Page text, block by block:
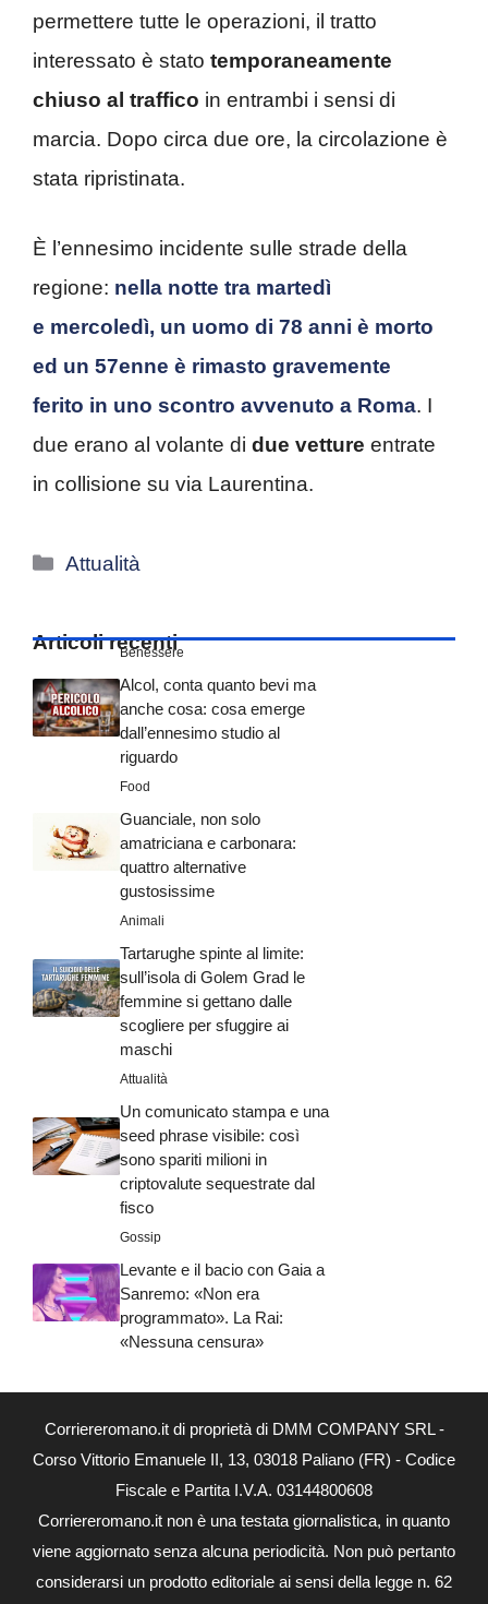
permettere tutte le operazioni, il tratto
interessato è stato temporaneamente
chiuso al traffico in entrambi i sensi di
marcia. Dopo circa due ore, la circolazione è
stata ripristinata.
È l’ennesimo incidente sulle strade della
regione: nella notte tra martedì
e mercoledì, un uomo di 78 anni è morto
ed un 57enne è rimasto gravemente
ferito in uno scontro avvenuto a Roma. I
due erano al volante di due vetture entrate
in collisione su via Laurentina.
Categorie
Attualità
Articoli recenti
Benessere
Alcol, conta quanto bevi ma
anche cosa: cosa emerge
dall’ennesimo studio al
riguardo
Food
Guanciale, non solo
amatriciana e carbonara:
quattro alternative
gustosissime
Animali
Tartarughe spinte al limite:
sull’isola di Golem Grad le
femmine si gettano dalle
scogliere per sfuggire ai
maschi
Attualità
Un comunicato stampa e una
seed phrase visibile: così
sono spariti milioni in
criptovalute sequestrate dal
fisco
Gossip
Levante e il bacio con Gaia a
Sanremo: «Non era
programmato». La Rai:
«Nessuna censura»
Corriereromano.it di proprietà di DMM COMPANY SRL -
Corso Vittorio Emanuele II, 13, 03018 Paliano (FR) - Codice
Fiscale e Partita I.V.A. 03144800608
Corriereromano.it non è una testata giornalistica, in quanto
viene aggiornato senza alcuna periodicità. Non può pertanto
considerarsi un prodotto editoriale ai sensi della legge n. 62